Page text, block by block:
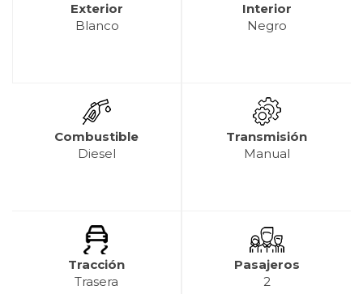
Exterior
Blanco
Interior
Negro
Combustible
Diesel
Transmisión
Manual
Tracción
Trasera
Pasajeros
2